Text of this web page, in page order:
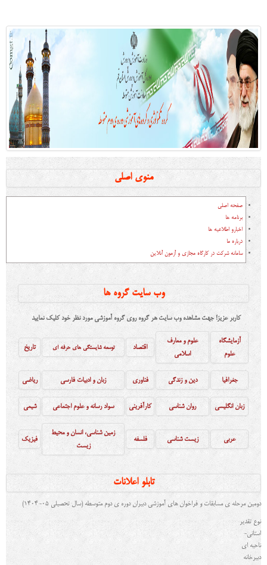
منوی اصلی
صفحه اصلی
برنامه ها
اخبارو اطلاعیه ها
درباره ما
سامانه شرکت در کارگاه مجازی و آزمون آنلاین
وب سایت گروه ها
کاربر عزیز! جهت مشاهده وب سایت هر گروه روی گروه آموزشی مورد نظر خود کلیک نمایید
آزمایشگاه
علوم
علوم و معارف
اسلامی
اقتصاد توسعه شایستگی های حرفه ای تاریخ
جغرافیا دین و زندگی فناوری زبان و ادبیات فارسی ریاضی
زبان انگلیسی روان شناسی کارآفرینی سواد رسانه و علوم اجتماعی شیمی
عربی زیست شناسی فلسفه
زمین شناسی، انسان و محیط
زیست
فیزیک
تابلو اعلانات
دومین مرحله ی مسابقات و فراخوان های آموزشی دبيران دوره ی دوم متوسطه (سال تحصيلی 05-1404)
نوع تقدیر
استانی-
ناحیه ای
دبیرخانه